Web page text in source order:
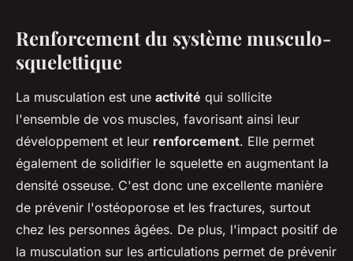
Renforcement du système musculo-
squelettique
La musculation est une activité qui sollicite
l'ensemble de vos muscles, favorisant ainsi leur
développement et leur renforcement. Elle permet
également de solidifier le squelette en augmentant la
densité osseuse. C'est donc une excellente manière
de prévenir l'ostéoporose et les fractures, surtout
chez les personnes âgées. De plus, l'impact positif de
la musculation sur les articulations permet de prévenir